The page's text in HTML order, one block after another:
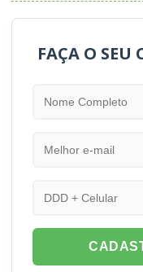
FAÇA O SEU